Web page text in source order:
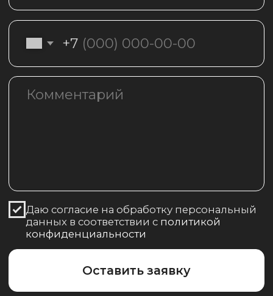
Доставка
Акции
+7 (921)-987-38-00